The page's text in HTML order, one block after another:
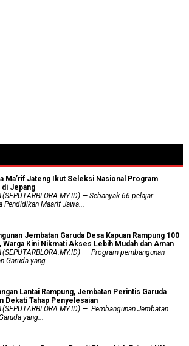
Ma’rif Jateng Ikut Seleksi Nasional Program
di Jepang
— Sebanyak 66 pelajar
Pendidikan Maarif Jawa...
Jembatan Garuda Desa Kapuan Rampung 100
Warga Kini Nikmati Akses Lebih Mudah dan Aman
— Program pembangunan
Garuda yang...
Lantai Rampung, Jembatan Perintis Garuda
Dekati Tahap Penyelesaian
— Pembangunan Jembatan
yang...